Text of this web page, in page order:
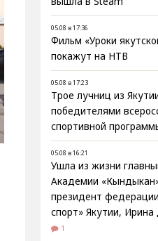
05.08 в 17:36
Фильм «Уроки
покажут на НТВ
05.08 в 17:23
Трое лучниц из
победителями
спортивной
05.08 в 16:21
Ушла из жизни
Академии
президент
спорт» Якутии, Ирина
1